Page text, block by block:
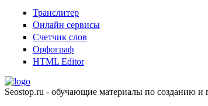
Транслитер
Онлайн сервисы
Счетчик слов
Орфограф
HTML Editor
Seostop.ru - обучающие материалы по созданию и